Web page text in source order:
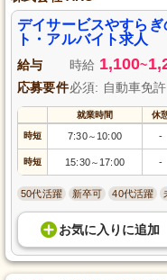
デイサービスやすら
ト・アルバイト求人
給与 時給 1,100~
応募要件必須: 自動車免許
就業時間 休
時短 7:30～ 10:00 -
時短 15:30～ 17:00 -
50代活躍 新卒可 40代活躍
お気に入り に追加